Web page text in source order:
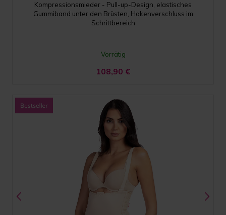
Kompressionsmieder - Pull-up-Design, elastisches
Gummiband unter den Brüsten, Hakenverschluss im
Schrittbereich
Vorrätig
108,90 €